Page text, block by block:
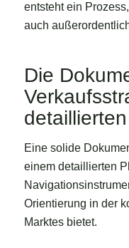
entsteht ein
auch
Die
Eine solide
einem detaillierten
Orientierung in der
Marktes bietet.